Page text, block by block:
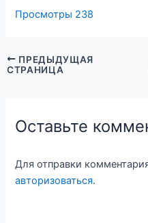
Просмотры 238
ПРЕДЫДУЩАЯ
СТРАНИЦА
Оставьте
Для отправки
авторизоваться.